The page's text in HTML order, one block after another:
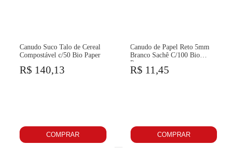
Canudo Suco Talo de Cereal
Compostável c/50 Bio Paper
R$ 140,13
COMPRAR
Canudo de Papel Reto 5mm
Branco Sachê C/100 Bio
Paper
R$ 11,45
COMPRAR